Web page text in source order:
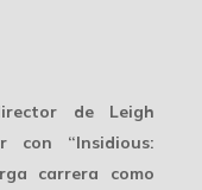
de Leigh
con “Insidious:
carrera como